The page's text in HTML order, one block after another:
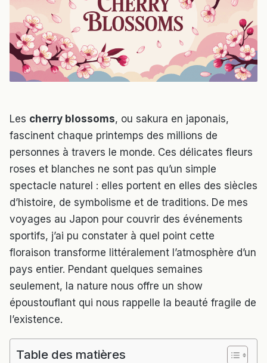
Les cherry blossoms, ou sakura en japonais,
fascinent chaque printemps des millions de
personnes à travers le monde. Ces délicates fleurs
roses et blanches ne sont pas qu’un simple
spectacle naturel : elles portent en elles des siècles
d’histoire, de symbolisme et de traditions. De mes
voyages au Japon pour couvrir des événements
sportifs, j’ai pu constater à quel point cette
floraison transforme littéralement l’atmosphère d’un
pays entier. Pendant quelques semaines
seulement, la nature nous offre un show
époustouflant qui nous rappelle la beauté fragile de
l’existence.
Table des matières